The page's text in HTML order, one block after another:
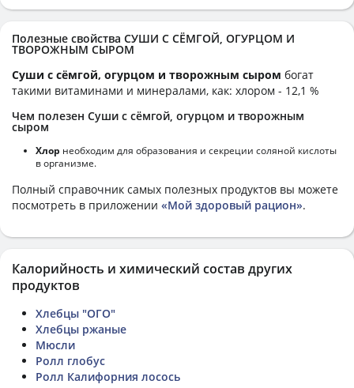
Полезные свойства СУШИ С СЁМГОЙ, ОГУРЦОМ И
ТВОРОЖНЫМ СЫРОМ
Суши с сёмгой, огурцом и творожным сыром богат
такими витаминами и минералами, как: хлором - 12,1 %
Чем полезен Суши с сёмгой, огурцом и творожным
сыром
Хлор необходим для образования и секреции соляной кислоты
в организме.
Полный справочник самых полезных продуктов вы можете
посмотреть в приложении «Мой здоровый рацион».
Калорийность и химический состав других
продуктов
Хлебцы "ОГО"
Хлебцы ржаные
Мюсли
Ролл глобус
Ролл Калифорния лосось